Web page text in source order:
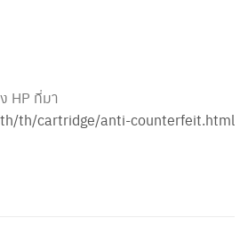
HP ที่มา
th/cartridge/anti-counterfeit.html